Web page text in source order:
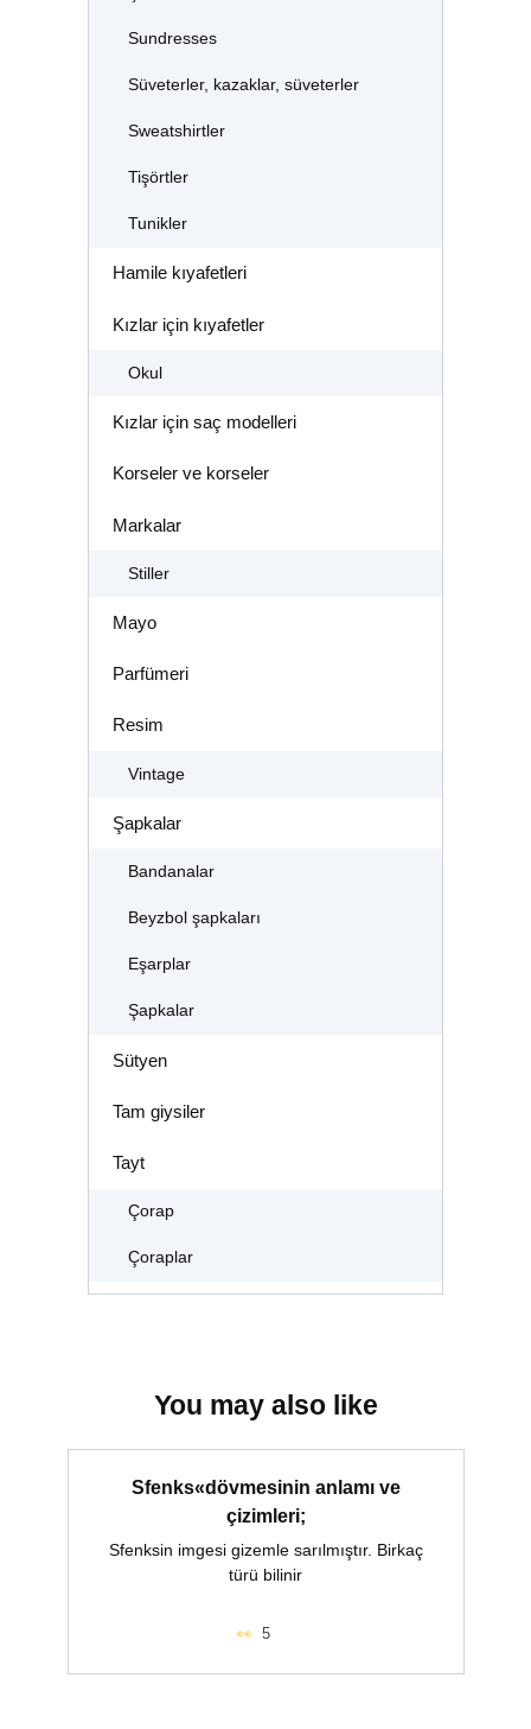
Sundresses
Süveterler, kazaklar, süveterler
Sweatshirtler
Tişörtler
Tunikler
Hamile kıyafetleri
Kızlar için kıyafetler
Okul
Kızlar için saç modelleri
Korseler ve korseler
Markalar
Stiller
Mayo
Parfümeri
Resim
Vintage
Şapkalar
Bandanalar
Beyzbol şapkaları
Eşarplar
Şapkalar
Sütyen
Tam giysiler
Tayt
Çorap
Çoraplar
You may also like
Sfenks«dövmesinin anlamı ve
çizimleri;
Sfenksin imgesi gizemle sarılmıştır. Birkaç
türü bilinir
5